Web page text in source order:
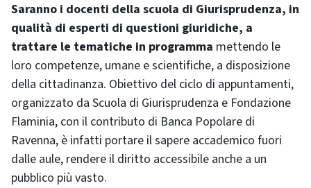
Saranno i docenti della scuola di Giurisprudenza, in
qualità di esperti di questioni giuridiche, a
trattare le tematiche in programma mettendo le
loro competenze, umane e scientifiche, a disposizione
della cittadinanza. Obiettivo del ciclo di appuntamenti,
organizzato da Scuola di Giurisprudenza e Fondazione
Flaminia, con il contributo di Banca Popolare di
Ravenna, è infatti portare il sapere accademico fuori
dalle aule, rendere il diritto accessibile anche a un
pubblico più vasto.